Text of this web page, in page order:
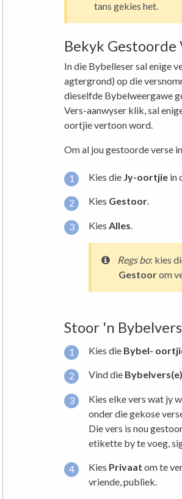
tans gekies het.
Bekyk Gestoorde
In die Bybelleser sal enige
agtergrond) op die
dieselfde Bybelweergawe
Vers-aanwyser klik, sal
oortjie vertoon word.
Om al jou gestoorde verse
Kies die Jy-oortjie in
Kies Gestoor.
Kies Alles.
Regs bo: kies
Gestoorom
Stoor 'n Bybelvers
Kies die Bybel-
Vind die Bybelvers(e)
Kies elke vers wat jy
onder die gekose
Die vers is nou
etikette by te voeg,
Kies Privaat om te
vriende, publiek.